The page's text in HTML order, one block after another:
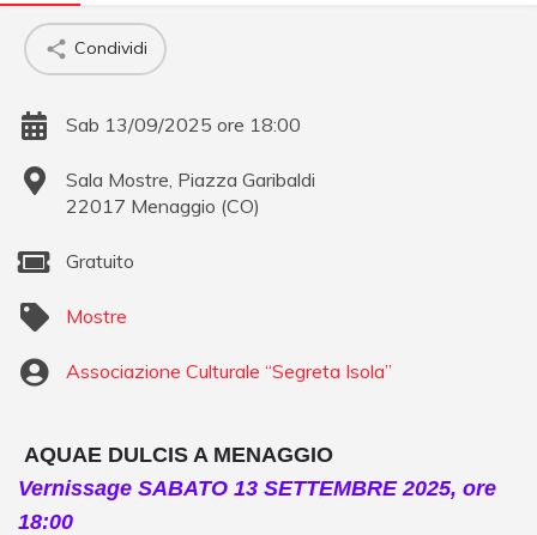
Condividi
Sab 13/09/2025 ore 18:00
Sala Mostre, Piazza Garibaldi
22017 Menaggio (CO)
Gratuito
Mostre
Associazione Culturale “Segreta Isola”
AQUAE DULCIS A MENAGGIO
Vernissage SABATO 13 SETTEMBRE 2025, ore
18:00